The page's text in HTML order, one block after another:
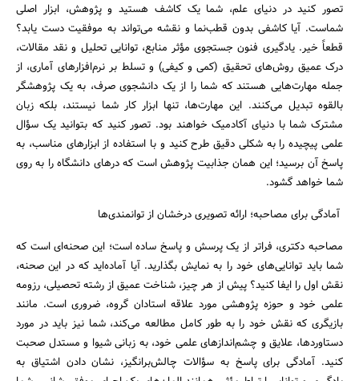
تصور کنید در دنیای علم، شما یک کاشف هستید و پژوهش، ابزار اصلی
شماست. آیا کاشفی بدون قطب‌نما و نقشه می‌تواند به موفقیت دست یابد؟
قطعاً خیر. یادگیری فنون جستجوی مؤثر منابع، توانایی تحلیل و نقد مقالات،
درک عمیق روش‌های تحقیق (کمی و کیفی) و تسلط بر نرم‌افزارهای آماری، از
جمله مهارت‌هایی هستند که شما را از یک دانشجوی صرف، به یک پژوهشگر
بالقوه تبدیل می‌کنند. این مهارت‌ها، تنها ابزار کار شما نیستند، بلکه زبان
مشترک شما با دنیای آکادمیک خواهند بود. تصور کنید که بتوانید یک سؤال
علمی پیچیده را به شکلی دقیق طرح کنید و با استفاده از ابزارهای مناسب، به
پاسخ آن برسید؛ این همان جذابیت پژوهش است که درهای دانشگاه را به روی
شما خواهد گشود.
آمادگی برای مصاحبه؛ ارائه تصویری درخشان از توانمندی‌ها
مصاحبه دکتری، فراتر از یک پرسش و پاسخ ساده است؛ این صحنه‌ای است که
شما باید توانایی‌های خود را به نمایش بگذارید. آیا آماده‌اید که در این صحنه،
نقش اول را ایفا کنید؟ پیش از هر چیز، شناخت عمیق از رشته تحصیلی، رزومه
علمی خود و حوزه پژوهشی مورد علاقه استادان گروه، ضروری است. مانند
بازیگری که نقش خود را به طور کامل مطالعه می‌کند، شما نیز باید در مورد
دستاوردها، علایق و چشم‌اندازهای علمی خود، به زبانی شیوا و مستدل صحبت
کنید. آمادگی برای پاسخ به سؤالات چالش‌برانگیز، نشان دادن اشتیاق به